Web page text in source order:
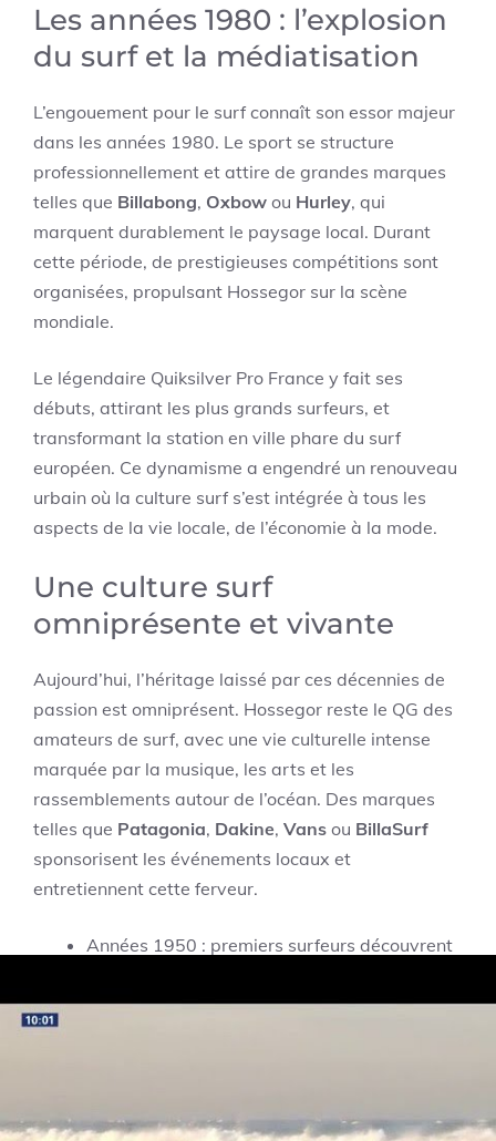
Les années 1980 : l’explosion
du surf et la médiatisation
L’engouement pour le surf connaît son essor majeur
dans les années 1980. Le sport se structure
professionnellement et attire de grandes marques
telles que Billabong, Oxbow ou Hurley, qui
marquent durablement le paysage local. Durant
cette période, de prestigieuses compétitions sont
organisées, propulsant Hossegor sur la scène
mondiale.
Le légendaire Quiksilver Pro France y fait ses
débuts, attirant les plus grands surfeurs, et
transformant la station en ville phare du surf
européen. Ce dynamisme a engendré un renouveau
urbain où la culture surf s’est intégrée à tous les
aspects de la vie locale, de l’économie à la mode.
Une culture surf
omniprésente et vivante
Aujourd’hui, l’héritage laissé par ces décennies de
passion est omniprésent. Hossegor reste le QG des
amateurs de surf, avec une vie culturelle intense
marquée par la musique, les arts et les
rassemblements autour de l’océan. Des marques
telles que Patagonia, Dakine, Vans ou BillaSurf
sponsorisent les événements locaux et
entretiennent cette ferveur.
Années 1950 : premiers surfeurs découvrent
Années 1980 : professionnalisation et
Grandes marques surf présentes localement